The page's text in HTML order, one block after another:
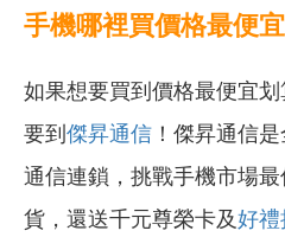
手機哪裡買價格最便
如果想要買到價格最便宜
要到 傑昇通信 ！傑昇通信
通信連鎖，挑戰手機市場最
貨，還送千元尊榮卡及好禮